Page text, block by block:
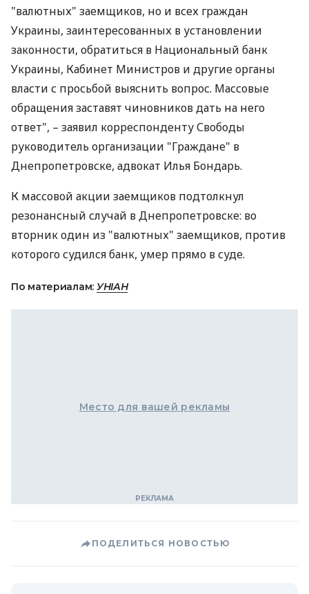
"валютных" заемщиков, но и всех граждан
Украины, заинтересованных в установлении
законности, обратиться в Национальный банк
Украины, Кабинет Министров и другие органы
власти с просьбой выяснить вопрос. Массовые
обращения заставят чиновников дать на него
ответ", – заявил корреспонденту Свободы
руководитель организации "Граждане" в
Днепропетровске, адвокат Илья Бондарь.
К массовой акции заемщиков подтолкнул
резонансный случай в Днепропетровске: во
вторник один из "валютных" заемщиков, против
которого судился банк, умер прямо в суде.
По материалам: УНІАН
Место для вашей рекламы
ПОДЕЛИТЬСЯ НОВОСТЬЮ